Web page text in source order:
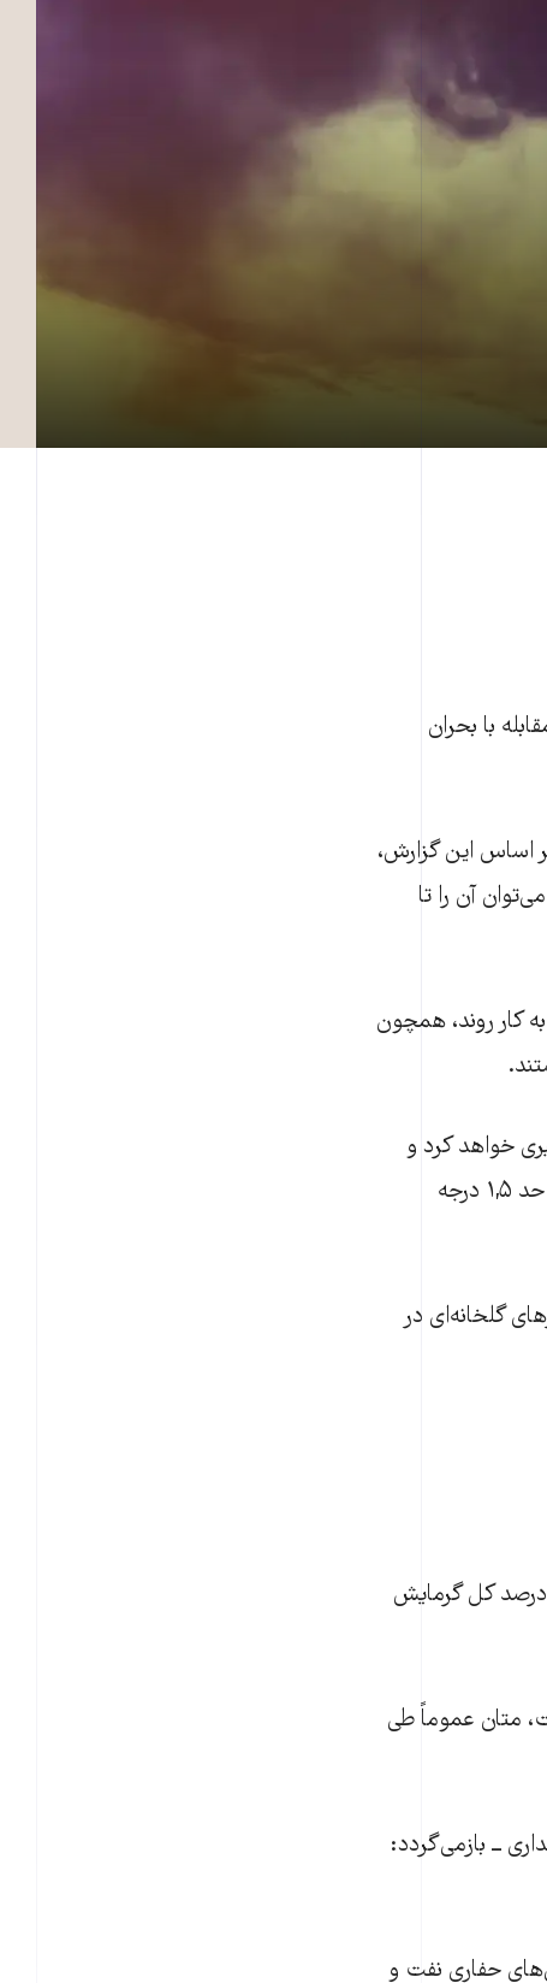
با بحران
اساس این گزارش،
آن را تا
کار روند، همچون
۰,۳ درجه از افزایش دمای زمین تا ۲۰۴۵ جلوگیری خواهد کرد و
جهان را در مسیر حفظ میزان افزایش دما نسبت به سطح پیش از انقلاب صنعتی تا حد ۱,۵ درجه
گازهای گلخانه‌ای در
در یک دوره ۲۰ ساله، متان ۸۴ برابر دی اکسید کربن در حفظ گرما قابلیت دارد. ۳۰ درصد کل گرمایش
متان عموماً طی
دامداری ــ بازمی‌گردد:
حفاری نفت و